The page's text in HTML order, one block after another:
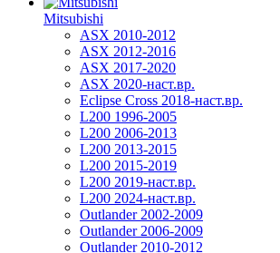
Mitsubishi
ASX 2010-2012
ASX 2012-2016
ASX 2017-2020
ASX 2020-наст.вр.
Eclipse Cross 2018-наст.вр.
L200 1996-2005
L200 2006-2013
L200 2013-2015
L200 2015-2019
L200 2019-наст.вр.
L200 2024-наст.вр.
Outlander 2002-2009
Outlander 2006-2009
Outlander 2010-2012